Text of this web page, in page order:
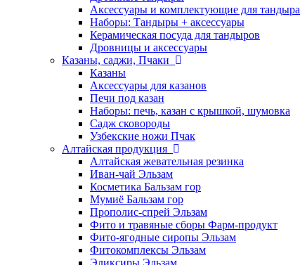
Аксессуары и комплектующие для тандыра
Наборы: Тандыры + аксессуары
Керамическая посуда для тандыров
Дровницы и аксессуары
Казаны, саджи, Пчаки
Казаны
Аксессуары для казанов
Печи под казан
Наборы: печь, казан с крышкой, шумовка
Садж сковороды
Узбекские ножи Пчак
Алтайская продукция
Алтайская жевательная резинка
Иван-чай Эльзам
Косметика Бальзам гор
Мумиё Бальзам гор
Прополис-спрей Эльзам
Фито и травяные сборы Фарм-продукт
Фито-ягодные сиропы Эльзам
Фитокомплексы Эльзам
Эликсиры Эльзам